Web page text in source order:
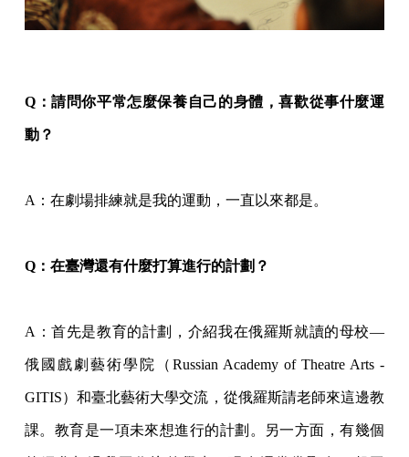
Q ：請問你平常怎麼保養自己的身體，喜歡從事什麼運
動？
A ：在劇場排練就是我的運動，一直以來都是。
Q ：在臺灣還有什麼打算進行的計劃？
A ：首先是教育的計劃，介紹我在俄羅斯就讀的母校—
俄國戲劇藝術學院（Russian Academy of Theatre Arts -
GITIS）和臺北藝術大學交流，從俄羅斯請老師來這邊教
課。教育是一項未來想進行的計劃。另一方面，有幾個